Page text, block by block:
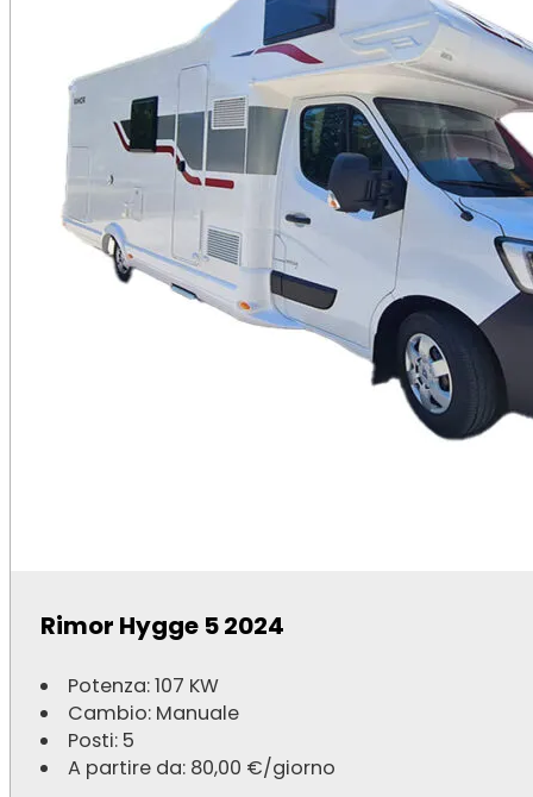
Rimor Hygge 5 2024
Potenza: 107 KW
Cambio: Manuale
Posti: 5
A partire da: 80,00 €/giorno